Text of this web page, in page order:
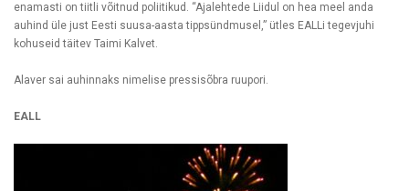
enamasti on tiitli võitnud poliitikud. “Ajalehtede Liidul on hea meel anda
auhind üle just Eesti suusa-aasta tippsündmusel,” ütles EALLi tegevjuhi
kohuseid täitev Taimi Kalvet.
Alaver sai auhinnaks nimelise pressisõbra ruupori.
EALL